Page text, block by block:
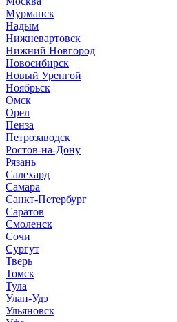
Мурманск
Надым
Нижневартовск
Нижний Новгород
Новосибирск
Новый Уренгой
Ноябрьск
Омск
Орел
Пенза
Петрозаводск
Ростов-на-Дону
Рязань
Салехард
Самара
Санкт-Петербург
Саратов
Смоленск
Сочи
Сургут
Тверь
Томск
Тула
Улан-Удэ
Ульяновск